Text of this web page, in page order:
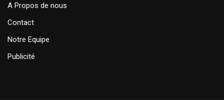
A Propos de nous
Contact
Notre Equipe
Publicité